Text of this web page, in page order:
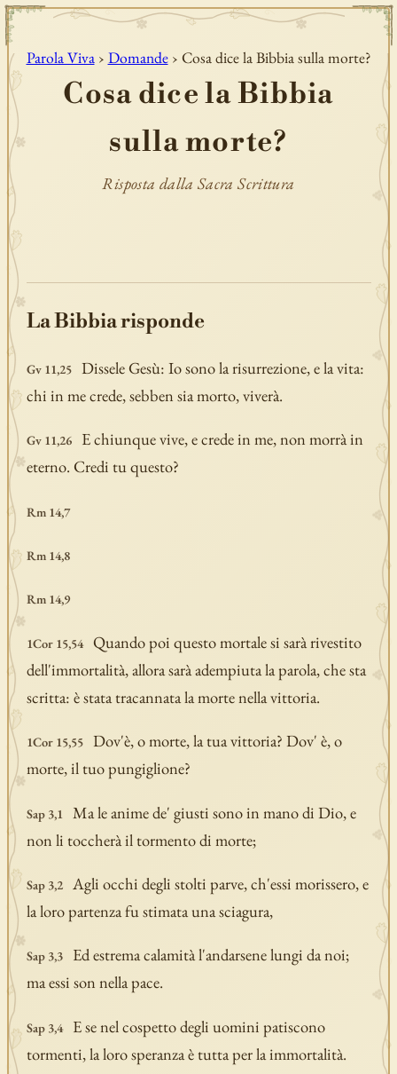
Parola Viva › Domande› Cosa dice la Bibbia sulla morte?
Cosa dice la Bibbia
sulla morte?
Risposta dalla Sacra Scrittura
La Bibbia risponde
Gv 11,25
Dissele Gesù: Io sono la risurrezione, e la vita:
chi in me crede, sebben sia morto, viverà.
Gv 11,26
E chiunque vive, e crede in me, non morrà in
eterno. Credi tu questo?
Rm 14,7
Rm 14,8
Rm 14,9
1Cor 15,54
Quando poi questo mortale si sarà rivestito
dell'immortalità, allora sarà adempiuta la parola, che sta
scritta: è stata tracannata la morte nella vittoria.
1Cor 15,55
Dov'è, o morte, la tua vittoria? Dov' è, o
morte, il tuo pungiglione?
Sap 3,1
Ma le anime de' giusti sono in mano di Dio, e
non li toccherà il tormento di morte;
Sap 3,2
Agli occhi degli stolti parve, ch'essi morissero, e
la loro partenza fu stimata una sciagura,
Sap 3,3
Ed estrema calamità l'andarsene lungi da noi;
ma essi son nella pace.
Sap 3,4
E se nel cospetto degli uomini patiscono
tormenti, la loro speranza è tutta per la immortalità.